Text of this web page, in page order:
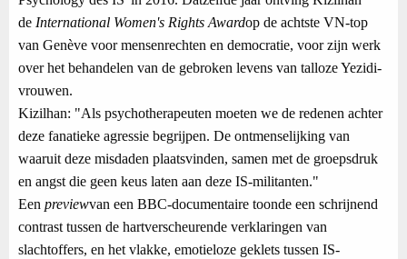
de International Women's Rights Awardop de achtste VN-top
van Genève voor mensenrechten en democratie, voor zijn werk
over het behandelen van de gebroken levens van talloze Yezidi-
vrouwen.
Kizilhan: "Als psychotherapeuten moeten we de redenen achter
deze fanatieke agressie begrijpen. De ontmenselijking van
waaruit deze misdaden plaatsvinden, samen met de groepsdruk
en angst die geen keus laten aan deze IS-militanten."
Een previewvan een BBC-documentaire toonde een schrijnend
contrast tussen de hartverscheurende verklaringen van
slachtoffers, en het vlakke, emotieloze geklets tussen IS-